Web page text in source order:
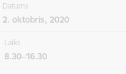
Datums
2. oktobris, 2020
Laiks
8.30–16.30